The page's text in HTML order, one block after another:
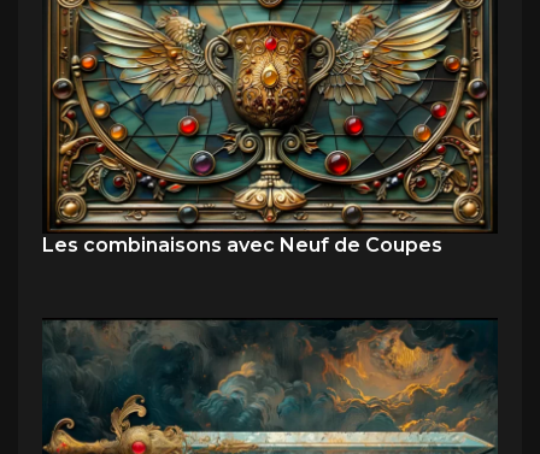
Les combinaisons avec Neuf de Coupes